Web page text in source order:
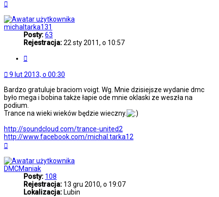
michaltarka131
Posty:63
Rejestracja:22 sty 2011, o 10:57
9 lut 2013, o 00:30
Bardzo gratuluje braciom voigt. Wg. Mnie dzisiejsze wydanie dmc
było mega i bobina także łapie ode mnie oklaski ze weszła na
podium.
Trance na wieki wieków będzie wieczny.
http://soundcloud.com/trance-united2
http://www.facebook.com/michal.tarka12
DMCManiak
Posty: 108
Rejestracja: 13 gru 2010, o 19:07
Lokalizacja: Lubin